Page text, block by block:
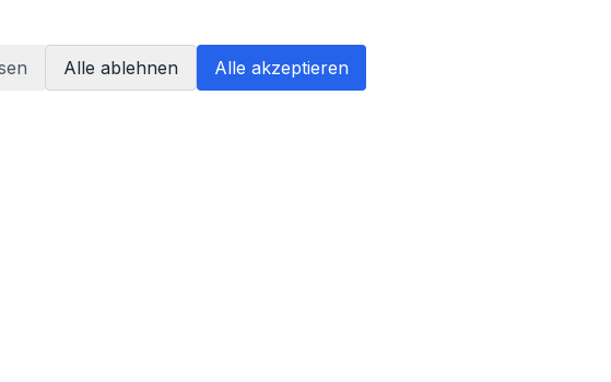
Alle ablehnen Alle akzeptieren